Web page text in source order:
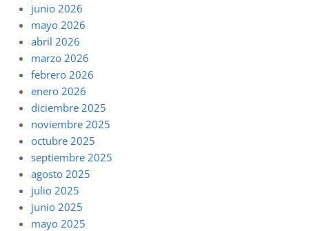
junio 2026
mayo 2026
abril 2026
marzo 2026
febrero 2026
enero 2026
diciembre 2025
noviembre 2025
octubre 2025
septiembre 2025
agosto 2025
julio 2025
junio 2025
mayo 2025